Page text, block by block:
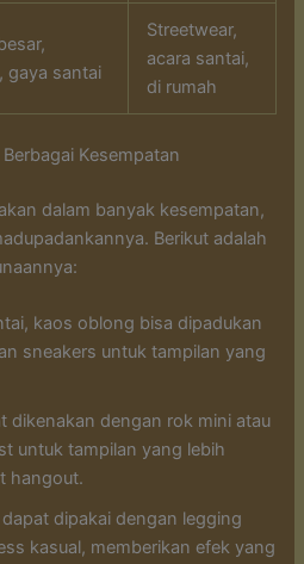
gaya santai
Streetwear,
acara santai,
di rumah
Kesempatan
dalam banyak kesempatan,
Berikut adalah
kaos oblong bisa dipadukan
sneakers untuk tampilan yang
dikenakan dengan rok mini atau
untuk tampilan yang lebih
hangout.
dipakai dengan legging
kasual, memberikan efek yang